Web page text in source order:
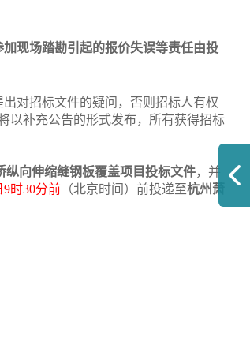
加现场踏勘引起的报价失误等责任由投
对招标文件的疑问，否则招标人有权
以补充公告的形式发布，所有获得招标
纵向伸缩缝钢板覆盖项目 投标文件，并
9时30分前 （北京时间）前投递至杭州萧